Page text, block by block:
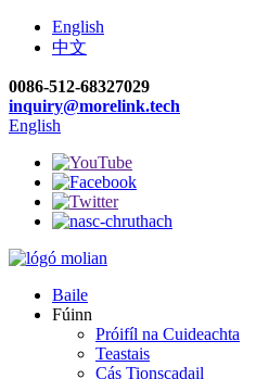
English
中文
0086-512-68327029
inquiry@morelink.tech
English
Baile
Fúinn
Próifíl na Cuideachta
Teastais
Cás Tionscadail